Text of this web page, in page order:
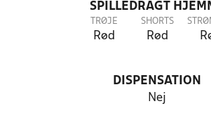
SPILLEDRAGT
TRØJE
Rød
SHORTS
Rød
DISPENSATION
Nej